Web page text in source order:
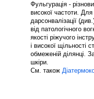
Фульгурація -
високої частоти.
дарсонвалізації
від патологічного
якості ріжучого
і високої щільності
обмеженій ділянці.
шкіри.
См. також